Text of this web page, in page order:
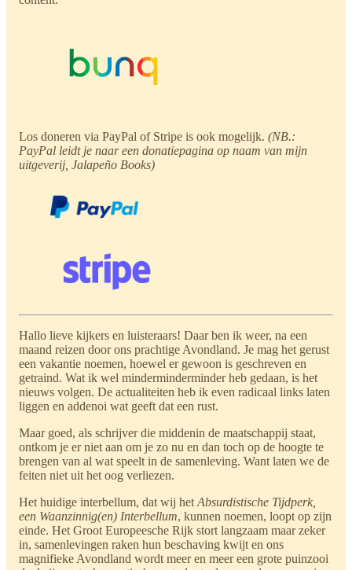
Los doneren via PayPal of Stripe is ook mogelijk. (NB.:
PayPal leidt je naar een donatiepagina op naam van mijn
uitgeverij, Jalapeño Books)
Hallo lieve kijkers en luisteraars! Daar ben ik weer, na een
maand reizen door ons prachtige Avondland. Je mag het gerust
een vakantie noemen, hoewel er gewoon is geschreven en
getraind. Wat ik wel minderminderminder heb gedaan, is het
nieuws volgen. De actualiteiten heb ik even radicaal links laten
liggen en addenoi wat geeft dat een rust.
Maar goed, als schrijver die middenin de maatschappij staat,
ontkom je er niet aan om je zo nu en dan toch op de hoogte te
brengen van al wat speelt in de samenleving. Want laten we de
feiten niet uit het oog verliezen.
Het huidige interbellum, dat wij het Absurdistische Tijdperk,
een Waanzinnig(en) Interbellum, kunnen noemen, loopt op zijn
einde. Het Groot Europeesche Rijk stort langzaam maar zeker
in, samenlevingen raken hun beschaving kwijt en ons
magnifieke Avondland wordt meer en meer een grote puinzooi